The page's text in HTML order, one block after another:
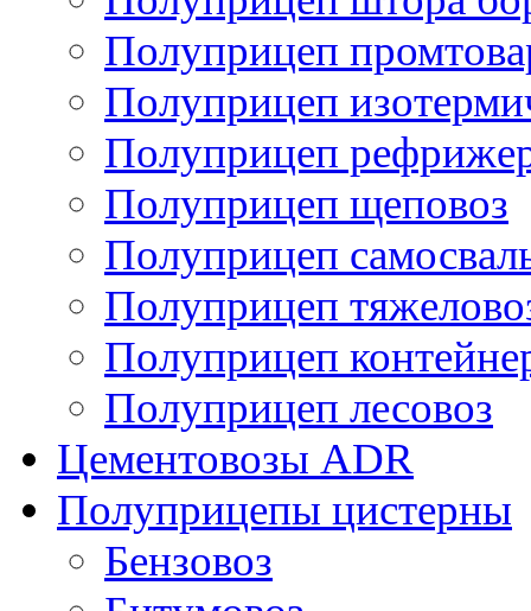
Полуприцеп
Полуприцеп
Полуприцеп
Полуприцеп щеповоз
Полуприцеп
Полуприцеп
Полуприцеп
Полуприцеп лесовоз
Цементовозы ADR
Полуприцепы цистерны
Бензовоз